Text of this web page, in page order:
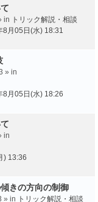
in トリック解説・相談
8月05日(水) 18:31
» in
8月05日(水) 18:26
in
) 13:36
きの方向の制御
» in トリック解説・相談